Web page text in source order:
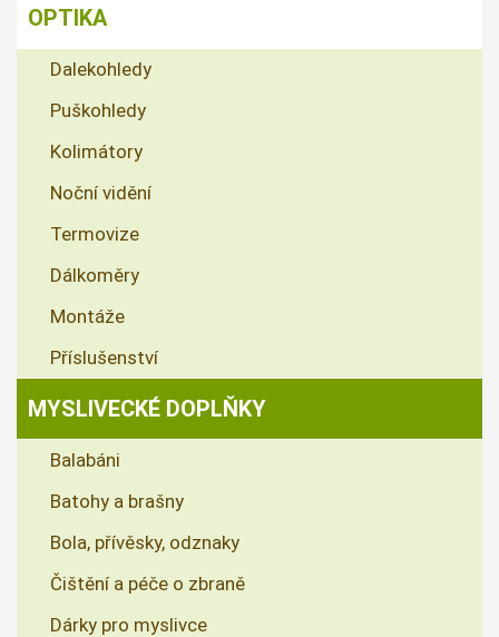
OPTIKA
Dalekohledy
Puškohledy
Kolimátory
Noční vidění
Termovize
Dálkoměry
Montáže
Příslušenství
MYSLIVECKÉ DOPLŇKY
Balabáni
Batohy a brašny
Bola, přívěsky, odznaky
Čištění a péče o zbraně
Dárky pro myslivce